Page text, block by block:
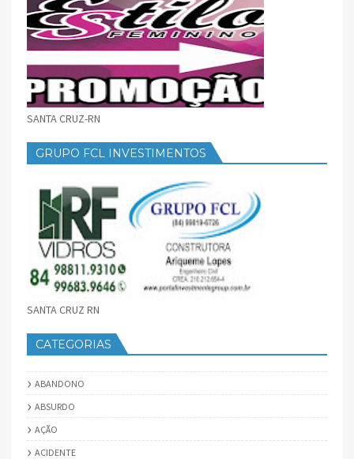
SANTA CRUZ-RN
GRUPO FCL INVESTIMENTOS
SANTA CRUZ RN
CATEGORIAS
ABANDONO
ABSURDO
AÇÃO
ACIDENTE